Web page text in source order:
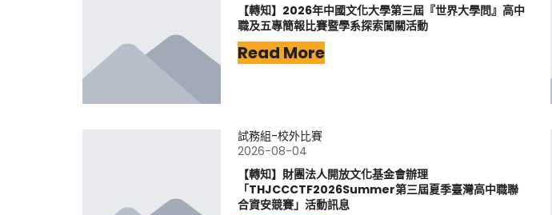
【轉知】2026年中國文化大學第三屆『世界大學問』高中
職及五專簡報比賽暨學系探索闖關活動
Read More
試務組-校外比賽
2026-08-04
【轉知】財團法人開放文化基金會辦理
「THJCCCTF2026Summer第三屆夏季臺灣高中職聯
合資安競賽」活動訊息